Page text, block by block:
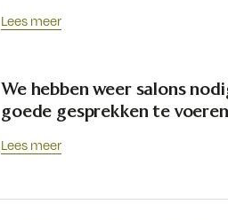
Lees meer
We hebben weer salons
goede gesprekken te voeren
Lees meer